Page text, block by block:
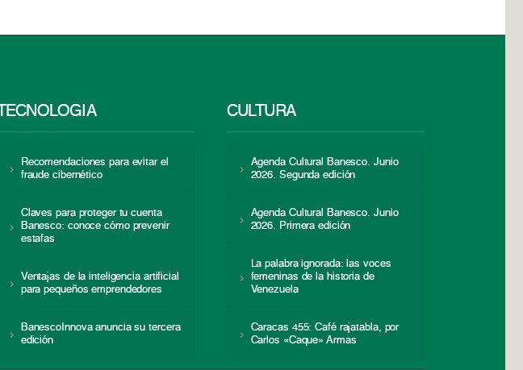
TECNOLOGÍA
Recomendaciones para evitar el
fraude cibernético
Claves para proteger tu cuenta
Banesco: conoce cómo prevenir
estafas
Ventajas de la inteligencia artificial
para pequeños emprendedores
BanescoInnova anuncia su tercera
edición
CULTURA
Agenda Cultural Banesco. Junio
2026. Segunda edición
Agenda Cultural Banesco. Junio
2026. Primera edición
La palabra ignorada: las voces
femeninas de la historia de
Venezuela
Caracas 455: Café rajatabla, por
Carlos «Caque» Armas